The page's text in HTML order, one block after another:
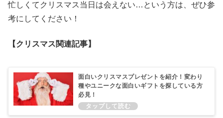
忙しくてクリスマス当日は会えない…という方は、ぜひ参
考にしてください！
【クリスマス関連記事】
面白いクリスマスプレゼントを紹介！変わり
種やユニークな面白いギフトを探している方
必見！